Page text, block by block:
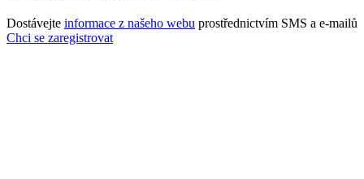
Dostávejte informace z našeho webu prostřednictvím SMS a e-mailů
Chci se zaregistrovat